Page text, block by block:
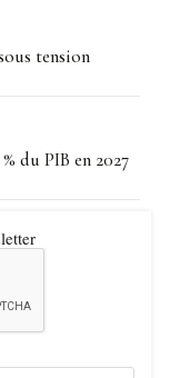
tension
du PIB en 2027